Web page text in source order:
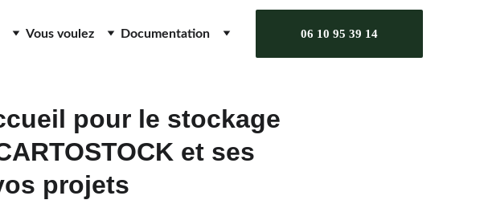
Vous voulez Documentation 06 10 95 39 14
pour le stockage
et ses
projets